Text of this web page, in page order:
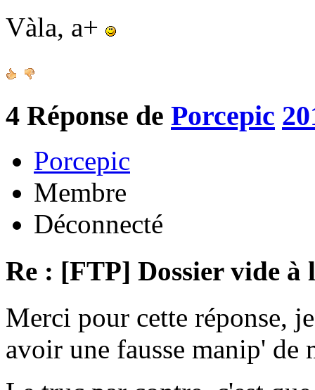
Vàla, a+
4 Réponse de Porcepic
Porcepic
Membre
Déconnecté
Re : [FTP] Dossier vide à
Merci pour cette réponse,
avoir une fausse manip'